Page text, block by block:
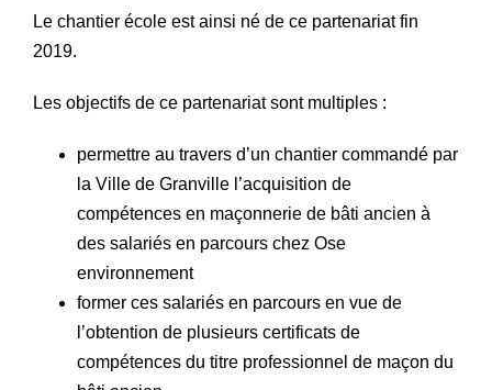
Le chantier école est ainsi né de ce partenariat fin
2019.
Les objectifs de ce partenariat sont multiples :
permettre au travers d’un chantier commandé par
la Ville de Granville l’acquisition de
compétences en maçonnerie de bâti ancien à
des salariés en parcours chez Ose
environnement
former ces salariés en parcours en vue de
l’obtention de plusieurs certificats de
compétences du titre professionnel de maçon du